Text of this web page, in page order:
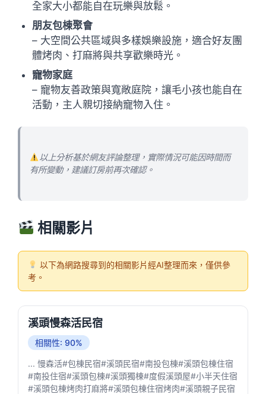
全家大小都能自在玩樂與放鬆。
朋友包棟聚會
– 大空間公共區域與多樣娛樂設施，適合好友團
體烤肉、打麻將與共享歡樂時光。
寵物家庭
– 寵物友善政策與寬敞庭院，讓毛小孩也能自在
活動，主人親切接納寵物入住。
以上分析基於網友評論整理，實際情況可能因時間而
有所變動，建議訂房前再次確認。
相關影片
以下為網路搜尋到的相關影片經AI整理而來，僅供參
考。
溪頭慢森活民宿
相關性: 90%
... 慢森活#包棟民宿#溪頭民宿#南投包棟#溪頭包棟住宿
#南投住宿#溪頭包棟#溪頭獨棟#度假溪頭屋#小半天住宿
#溪頭包棟烤肉打麻將#溪頭包棟住宿烤肉#溪頭親子民宿